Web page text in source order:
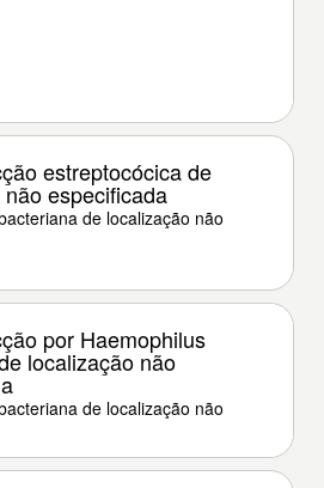
estreptocócica de
especificada
de localização não
por Haemophilus
localização não
de localização não